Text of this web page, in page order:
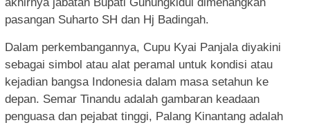
pasangan Suharto SH dan Hj Badingah.
Dalam perkembangannya, Cupu Kyai Panjala diyakini
sebagai simbol atau alat peramal untuk kondisi atau
kejadian bangsa Indonesia dalam masa setahun ke
depan. Semar Tinandu adalah gambaran keadaan
penguasa dan pejabat tinggi, Palang Kinantang adalah